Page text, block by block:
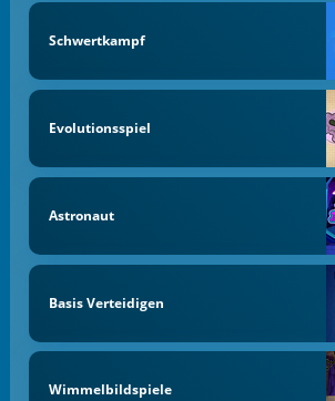
Schwertkampf
Evolutionsspiel
Astronaut
Basis Verteidigen
Wimmelbildspiele